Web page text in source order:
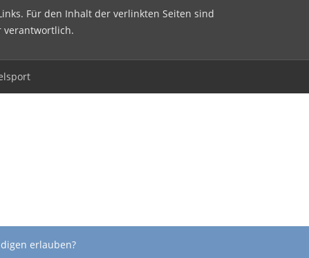
Für den Inhalt der verlinkten Seiten sind
verantwortlich.
erlauben?